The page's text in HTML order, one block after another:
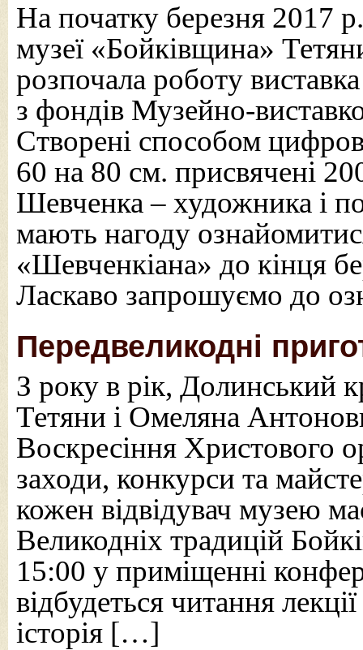
На початку березня 2017
музеї «Бойківщина»
розпочала роботу
з фондів Музейно-
Створені способом
60 на 80 см. присвячені
Шевченка – художника і
мають нагоду
«Шевченкіана» до кінця
Ласкаво запрошуємо до
Передвеликодні
З року в рік, Долинський
Тетяни і Омеляна
Воскресіння Христового
заходи, конкурси та
кожен відвідувач музею
Великодніх традицій
15:00 у приміщенні
відбудеться читання
історія […]